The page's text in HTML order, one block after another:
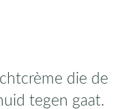
die de
tegen gaat.